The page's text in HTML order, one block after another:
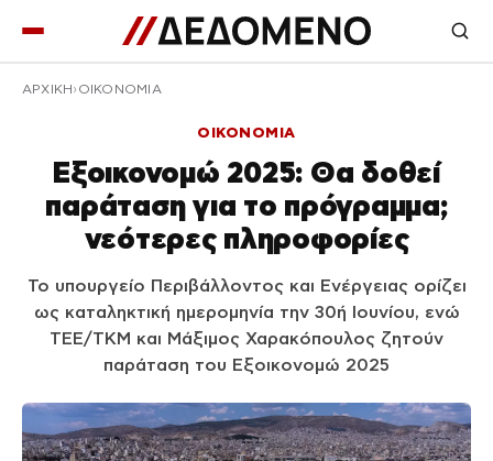
ΑΡΧΙΚΉ ΟΙΚΟΝΟΜΙΑ
ΟΙΚΟΝΟΜΙΑ
Εξοικονομώ 2025: Θα δοθεί
παράταση για το πρόγραμμα;
νεότερες πληροφορίες
Το υπουργείο Περιβάλλοντος και Ενέργειας ορίζει
ως καταληκτική ημερομηνία την 30ή Ιουνίου, ενώ
ΤΕΕ/ΤΚΜ και Μάξιμος Χαρακόπουλος ζητούν
παράταση του Εξοικονομώ 2025